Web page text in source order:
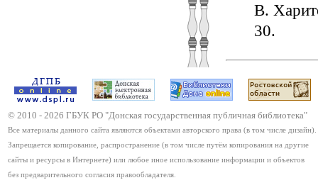
В.
30.
© 2010 - 2026 ГБУК РО "Донская государственная публичная библиотека"
Все материалы данного сайта являются объектами авторского права (в том числе дизайн).
Запрещается копирование, распространение (в том числе путём копирования на другие
сайты и ресурсы в Интернете) или любое иное использование информации и объектов
без предварительного согласия правообладателя.